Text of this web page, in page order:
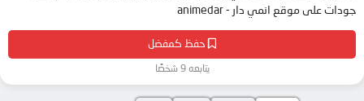
حفظ كمفضل
يتابعه 9 شخصًا
جودات على موقع انمي دار - animedar